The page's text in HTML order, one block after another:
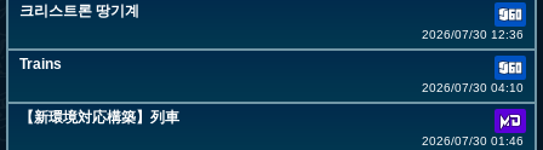
크리스트론 땅기계
2026/07/30 12:36
Trains
2026/07/30 04:10
【新環境対応構築】列車
2026/07/30 01:46